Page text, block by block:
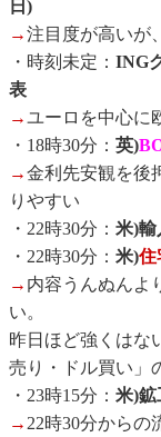
日)
→注目度が高いが
・時刻未定： ING
表
→ユーロを中心に
・18時30分： 英)
→金利先安観を後
りやすい
・22時30分： 米)輸
・22時30分： 米)住
→ 内容うんぬんよ
い。
昨日ほど強くはな
売り・ドル買い」
・23時15分： 米)鉱
→22時30分からの